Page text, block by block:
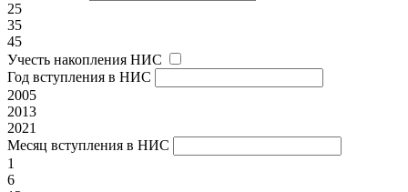
25
35
45
Учесть накопления НИС
Год вступления в НИС
2005
2013
2021
Месяц вступления в НИС
1
6